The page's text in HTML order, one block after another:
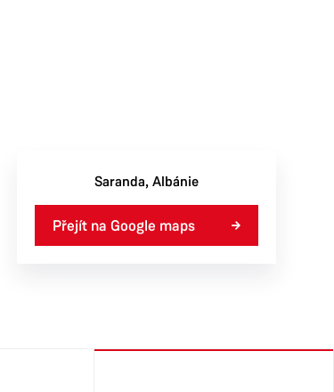
Saranda, Albánie
Přejít na Google maps